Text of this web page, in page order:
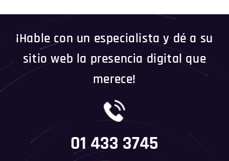
¡Hable con un especialista y dé a su
sitio web la presencia digital que
merece!
01 433 3745